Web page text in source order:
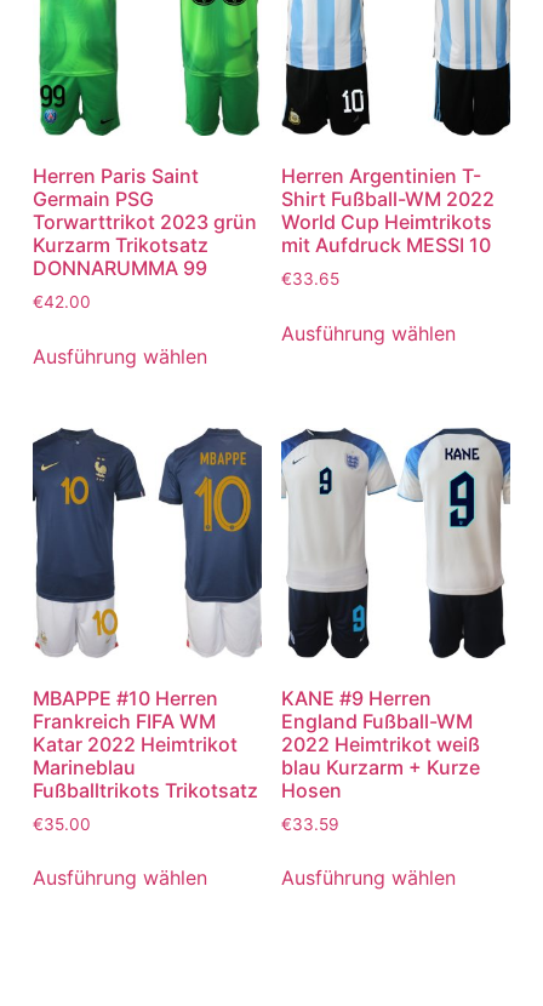
Herren Paris Saint
Germain PSG
Torwarttrikot 2023 grün
Kurzarm Trikotsatz
DONNARUMMA 99
€42.00
Ausführung wählen
Herren Argentinien T-
Shirt Fußball-WM 2022
World Cup Heimtrikots
mit Aufdruck MESSI 10
€33.65
Ausführung wählen
MBAPPE #10 Herren
Frankreich FIFA WM
Katar 2022 Heimtrikot
Marineblau
Fußballtrikots Trikotsatz
€35.00
Ausführung wählen
KANE #9 Herren
England Fußball-WM
2022 Heimtrikot weiß
blau Kurzarm + Kurze
Hosen
€33.59
Ausführung wählen